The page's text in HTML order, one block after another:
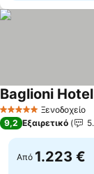
5 Αστέρια Ξενοδοχείο
Baglioni
9,2 Εξαιρετικό
Από 1.223 €